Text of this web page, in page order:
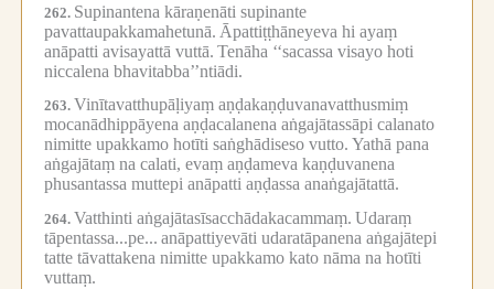
262. Supinantena kāraṇenāti supinante
pavattaupakkamahetunā. Āpattiṭṭhāneyeva hi ayaṃ
anāpatti avisayattā vuttā. Tenāha ‘‘sacassa visayo hoti
niccalena bhavitabba’’ntiādi.
263. Vinītavatthupāḷiyaṃ aṇḍakaṇḍuvanavatthusmiṃ
mocanādhippāyena aṇḍacalanena aṅgajātassāpi calanato
nimitte upakkamo hotīti saṅghādiseso vutto. Yathā pana
aṅgajātaṃ na calati, evaṃ aṇḍameva kaṇḍuvanena
phusantassa muttepi anāpatti aṇḍassa anaṅgajātattā.
264. Vatthinti aṅgajātasīsacchādakacammaṃ. Udaraṃ
tāpentassa...pe... anāpattiyevāti udaratāpanena aṅgajātepi
tatte tāvattakena nimitte upakkamo kato nāma na hotīti
vuttaṃ.